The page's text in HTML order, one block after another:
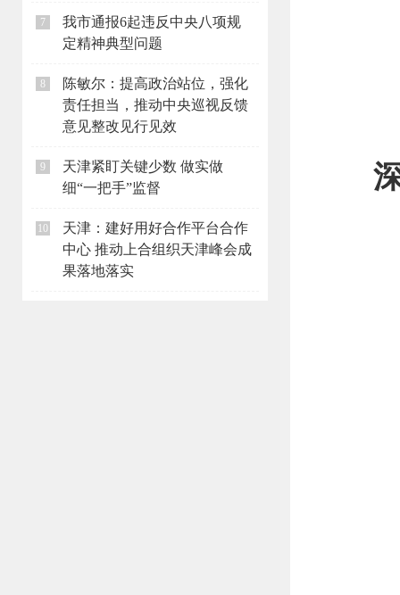
7
我市通报6起违反中央八项规
定精神典型问题
8
陈敏尔：提高政治站位，强化
责任担当，推动中央巡视反馈
意见整改见行见效
9
天津紧盯关键少数 做实做
细“一把手”监督
10
天津：建好用好合作平台合作
中心 推动上合组织天津峰会成
果落地落实